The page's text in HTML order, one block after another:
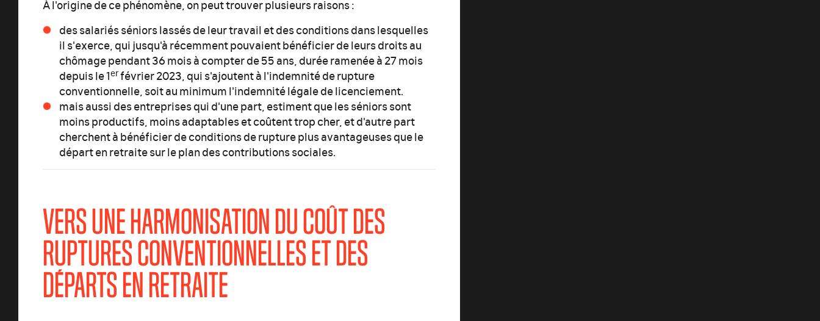
À l'origine de ce phénomène, on peut trouver plusieurs raisons :
des salariés séniors lassés de leur travail et des conditions dans lesquelles
il s'exerce, qui jusqu'à récemment pouvaient bénéficier de leurs droits au
chômage pendant 36 mois à compter de 55 ans, durée ramenée à 27 mois
depuis le 1erfévrier 2023, qui s'ajoutent à l'indemnité de rupture
conventionnelle, soit au minimum l'indemnité légale de licenciement.
mais aussi des entreprises qui d'une part, estiment que les séniors sont
moins productifs, moins adaptables et coûtent trop cher, et d'autre part
cherchent à bénéficier de conditions de rupture plus avantageuses que le
départ en retraite sur le plan des contributions sociales.
VERS UNE HARMONISATION DU COÛT DES
RUPTURES CONVENTIONNELLES ET DES
DÉPARTS EN RETRAITE